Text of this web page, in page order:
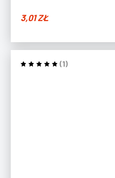
3,01ZŁ
(1)